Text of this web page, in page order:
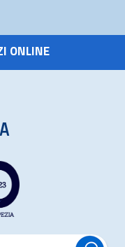
ONLINE